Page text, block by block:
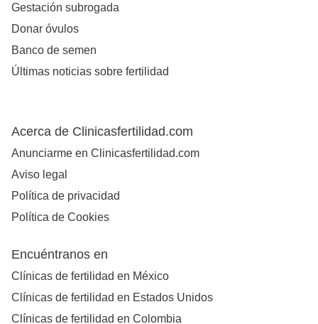
Gestación subrogada
Donar óvulos
Banco de semen
Últimas noticias sobre fertilidad
Acerca de Clinicasfertilidad.com
Anunciarme en Clinicasfertilidad.com
Aviso legal
Política de privacidad
Política de Cookies
Encuéntranos en
Clínicas de fertilidad en México
Clínicas de fertilidad en Estados Unidos
Clínicas de fertilidad en Colombia